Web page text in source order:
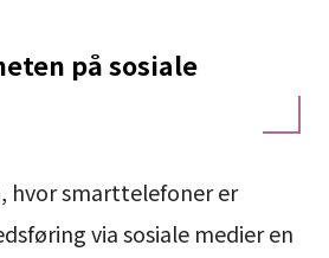
på sosiale
hvor smarttelefoner er
via sosiale medier en